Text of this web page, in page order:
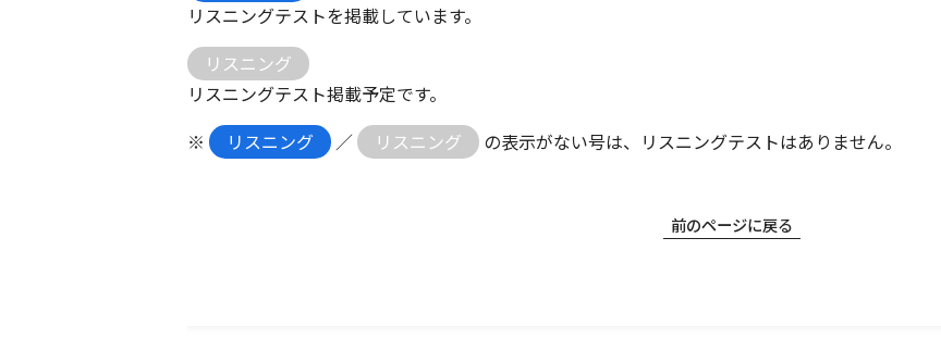
リスニングテストを掲載しています。
リスニング
リスニングテスト掲載予定です。
※
リスニング ／ リスニング の表示がない号は、リスニングテストはありません。
前のページに戻る